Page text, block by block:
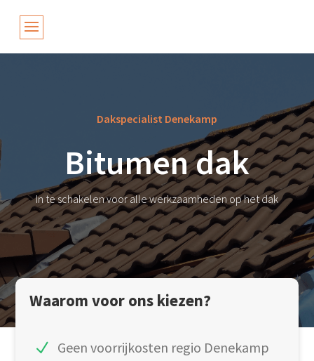
Dakspecialist Denekamp
Bitumen dak
In te schakelen voor alle werkzaamheden op het dak
Waarom voor ons kiezen?
Geen voorrijkosten regio Denekamp